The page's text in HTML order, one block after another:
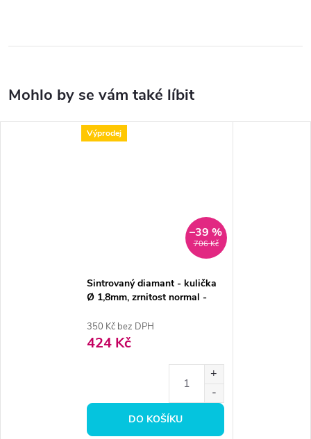
Výprodej
706 Kč
–39 %
Sintrovaný diamant - kulička
Ø 1,8mm, zrnitost normal -
350 Kč bez DPH
424 Kč
DO KOŠÍKU